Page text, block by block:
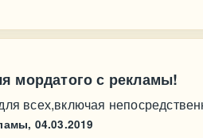
мордатого с рекламы!
всех,включая
04.03.2019